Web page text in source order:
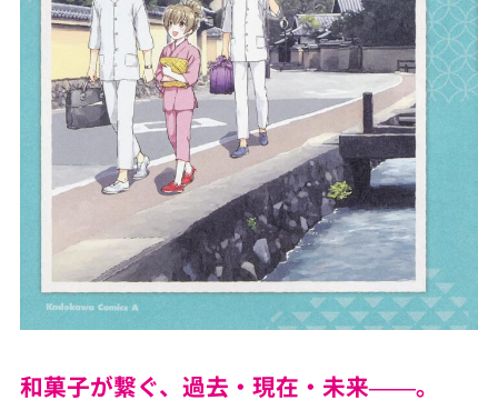
和菓子が繋ぐ、過去・現在・未来――。